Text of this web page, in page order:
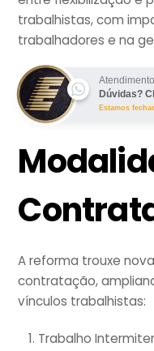
trabalhistas, com
trabalhadores e na
Dúvidas?
Estamos
A reforma trouxe
contratação,
vínculos trabalhistas:
Trabalho